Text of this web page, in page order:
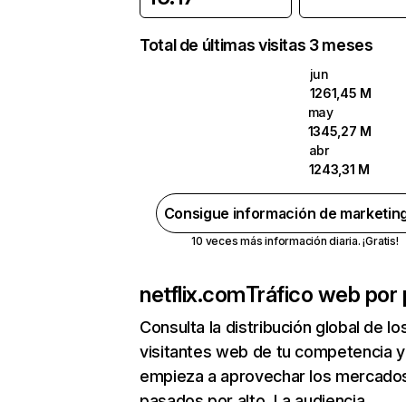
Total de últimas visitas 3 meses
jun
1261,45 M
may
1345,27 M
abr
1243,31 M
Consigue información de
10 veces más información diaria. ¡Gratis!
netflix.comTráfico web por
Consulta la distribución global de
visitantes web de tu competencia y
empieza a aprovechar los